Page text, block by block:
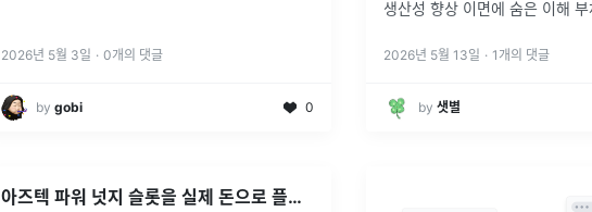
2026년 5월 3일 · 0개의 댓글
by gobi 0
생산성 향상 이면에 숨은 이해
할을 다룹니다.
2026년 5월 13일 · 1 개의 댓글
by 샛별
아즈텍 파워 넛지 슬롯을 실제 돈으로 플레이하거나 데모를 무료로 플레이하세요